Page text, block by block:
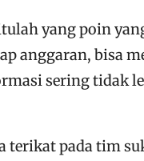
yang poin
anggaran, bisa
sering tidak
pada tim